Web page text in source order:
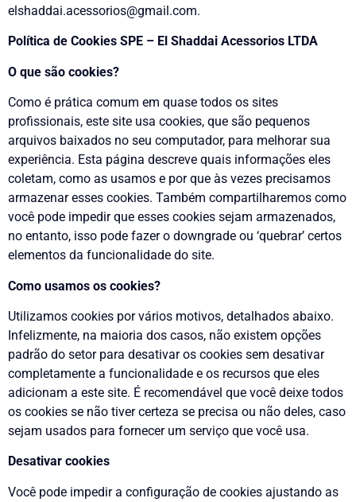
elshaddai.acessorios@gmail.com.
Política de Cookies SPE – El Shaddai Acessorios LTDA
O que são cookies?
Como é prática comum em quase todos os sites
profissionais, este site usa cookies, que são pequenos
arquivos baixados no seu computador, para melhorar sua
experiência. Esta página descreve quais informações eles
coletam, como as usamos e por que às vezes precisamos
armazenar esses cookies. Também compartilharemos como
você pode impedir que esses cookies sejam armazenados,
no entanto, isso pode fazer o downgrade ou ‘quebrar’ certos
elementos da funcionalidade do site.
Como usamos os cookies?
Utilizamos cookies por vários motivos, detalhados abaixo.
Infelizmente, na maioria dos casos, não existem opções
padrão do setor para desativar os cookies sem desativar
completamente a funcionalidade e os recursos que eles
adicionam a este site. É recomendável que você deixe todos
os cookies se não tiver certeza se precisa ou não deles, caso
sejam usados para fornecer um serviço que você usa.
Desativar cookies
Você pode impedir a configuração de cookies ajustando as